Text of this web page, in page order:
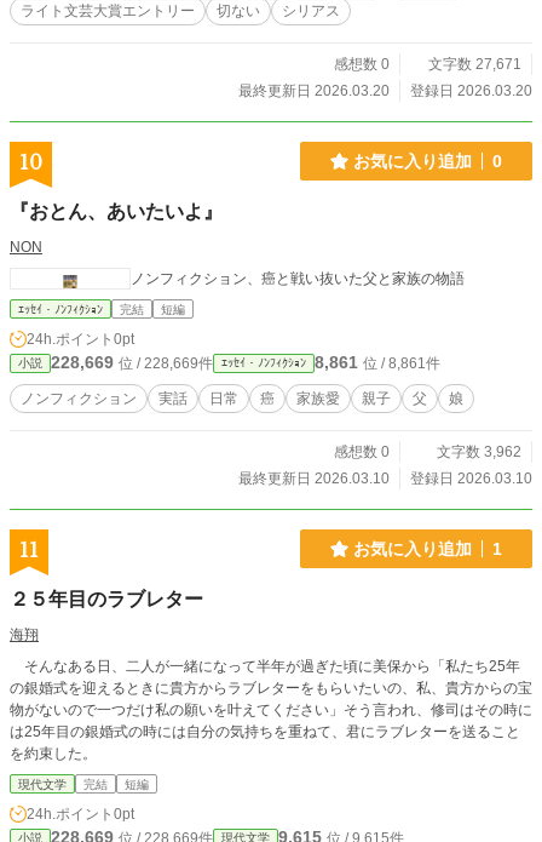
ライト文芸大賞エントリー
切ない シリアス
感想数 0
文字数 27,671
最終更新日 2026.03.20
登録日 2026.03.20
10 お気に入り追加 0
『おとん、あいたいよ』
NON
ノンフィクション、癌と戦い抜いた父と家族の物語
ｴｯｾｲ・ﾉﾝﾌｨｸｼｮﾝ 完結 短編
24h.ポイント 0pt
小説 228,669 位 / 228,669件 ｴｯｾｲ・ﾉﾝﾌｨｸｼｮﾝ 8,861 位 / 8,861件
ノンフィクション 実話 日常 癌 家族愛 親子 父 娘
感想数 0
文字数 3,962
最終更新日 2026.03.10
登録日 2026.03.10
11 お気に入り追加 1
２５年目のラブレター
海翔
そんなある日、二人が一緒になって半年が過ぎた頃に美保から「私たち25年
の銀婚式を迎えるときに貴方からラブレターをもらいたいの、私、貴方からの宝
物がないので一つだけ私の願いを叶えてください」そう言われ、修司はその時に
は25年目の銀婚式の時には自分の気持ちを重ねて、君にラブレターを送ること
を約束した。
現代文学 完結 短編
24h.ポイント 0pt
小説 228,669 位 / 228,669件 現代文学 9,615 位 / 9,615件